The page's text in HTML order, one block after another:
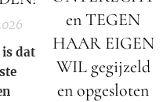
is dat
en TEGEN
HAAR EIGEN
WIL gegijzeld
en opgesloten